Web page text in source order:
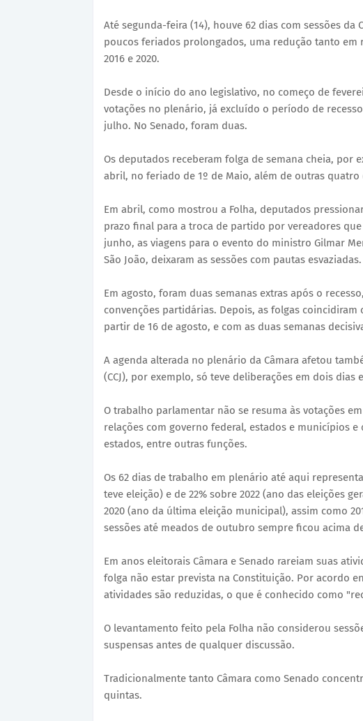
Até segunda-feira (14), houve 62 dias com sessões da
poucos feriados prolongados, uma redução tanto em
2016 e 2020.
Desde o início do ano legislativo, no começo de
votações no plenário, já excluído o período de
julho. No Senado, foram duas.
Os deputados receberam folga de semana cheia, por
abril, no feriado de 1º de Maio, além de outras
Em abril, como mostrou a Folha, deputados
prazo final para a troca de partido por vereadores
junho, as viagens para o evento do ministro Gilmar
São João, deixaram as sessões com pautas esvaziadas.
Em agosto, foram duas semanas extras após o
convenções partidárias. Depois, as folgas
partir de 16 de agosto, e com as duas semanas
A agenda alterada no plenário da Câmara afetou
(CCJ), por exemplo, só teve deliberações em dois
O trabalho parlamentar não se resuma às votações
relações com governo federal, estados e municípios
estados, entre outras funções.
Os 62 dias de trabalho em plenário até aqui
teve eleição) e de 22% sobre 2022 (ano das eleições
2020 (ano da última eleição municipal), assim como
sessões até meados de outubro sempre ficou acima
Em anos eleitorais Câmara e Senado rareiam suas
folga não estar prevista na Constituição. Por acordo
atividades são reduzidas, o que é conhecido como
O levantamento feito pela Folha não considerou
suspensas antes de qualquer discussão.
Tradicionalmente tanto Câmara como Senado
quintas.